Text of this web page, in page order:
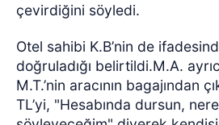
çevirdiğini söyledi.
Otel sahibi K.B’nin de
doğruladığı belirtildi.M.A.
M.T.’nin aracının bagajından
TL’yi, "Hesabında dursun,